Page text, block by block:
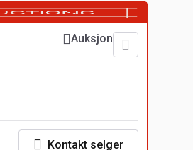
Auksjon
Kontakt selger